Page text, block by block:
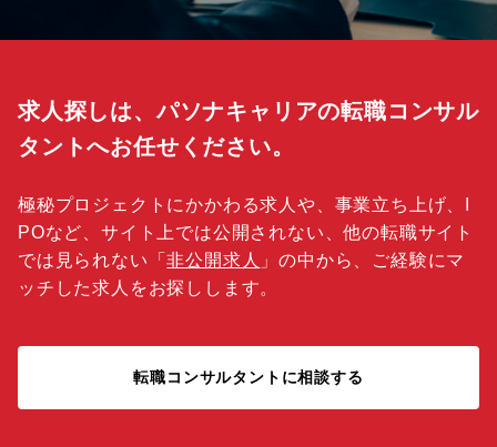
求人探しは、パソナキャリアの転職コンサル
タントへお任せください。
極秘プロジェクトにかかわる求人や、事業立ち上げ、I
POなど、サイト上では公開されない、他の転職サイト
では見られない「非公開求人 」の中から、ご経験にマ
ッチした求人をお探しします。
転職コンサルタントに相談する